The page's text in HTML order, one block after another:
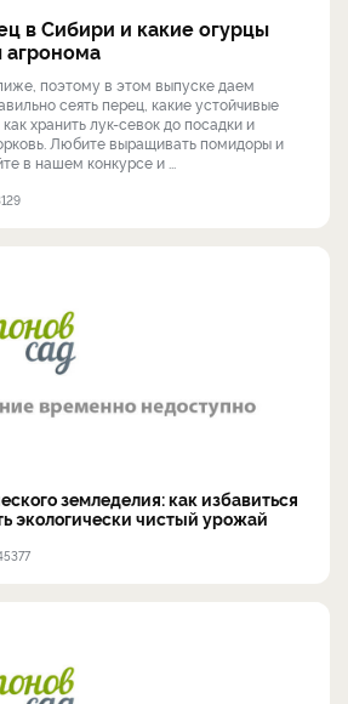
в Сибири и какие огурцы
агронома
поэтому в этом выпуске даем
сеять перец, какие устойчивые
хранить лук-севок до посадки и
Любите выращивать помидоры и
в нашем конкурсе и ...
земледелия: как избавиться
экологически чистый урожай